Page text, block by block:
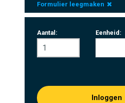
Formulier leegmaken
Aantal: Eenheid:
Inloggen